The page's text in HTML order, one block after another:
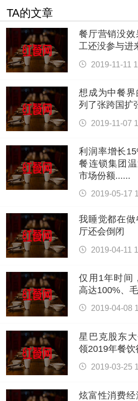
领市场。（微信号
TA的文章
餐厅营销没
工还没参与进
2019-11-11
想成为中餐
列了张跨国扩
2019-11-07
利润率增长
餐连锁集团
市场份额......
2019-05-17
我睡觉都在
厅还会倒闭
2019-04-11
仅用1年时间
高达100%、
2019-04-08
星巴克股东
领2019年餐饮
2019-03-25
炫富性消费